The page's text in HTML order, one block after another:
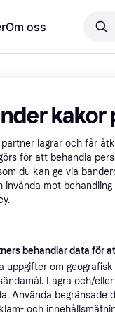
Om oss
kakor
partner lagrar och får
för att behandla
du kan ge via
invända mot
behandlar data för
uppgifter om
Lagra och/
Använda begränsade
och